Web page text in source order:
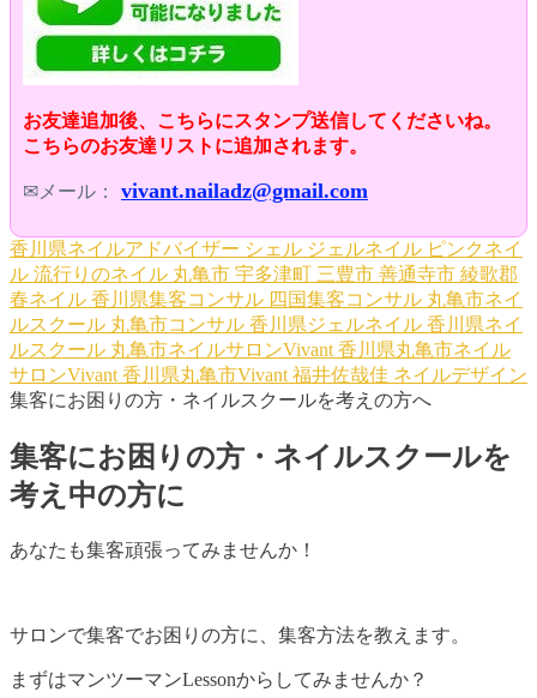
お友達追加後、こちらにスタンプ送信してくださいね。
こちらのお友達リストに追加されます。
✉メール： vivant.nailadz@gmail.com
香川県ネイルアドバイザー シェル ジェルネイル ピンクネイ
ル 流行りのネイル 丸亀市 宇多津町 三豊市 善通寺市 綾歌郡
春ネイル 香川県集客コンサル 四国集客コンサル 丸亀市ネイ
ルスクール 丸亀市コンサル 香川県ジェルネイル 香川県ネイ
ルスクール 丸亀市ネイルサロンVivant 香川県丸亀市ネイル
サロンVivant 香川県丸亀市Vivant 福井佐哉佳 ネイルデザイン
集客にお困りの方・ネイルスクールを考えの方へ
集客にお困りの方・ネイルスクールを
考え中の方に
あなたも集客頑張ってみませんか！
サロンで集客でお困りの方に、集客方法を教えます。
まずはマンツーマンLessonからしてみませんか？